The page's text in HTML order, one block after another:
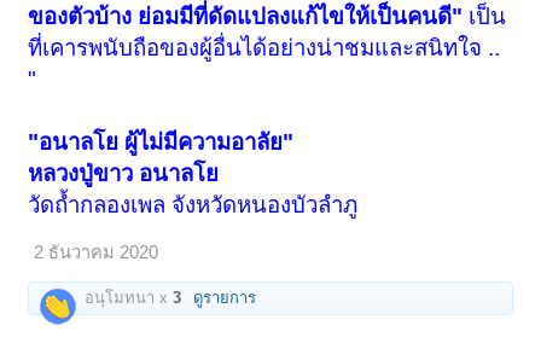
ของตัวบ้าง ย่อมมีที่ดัดแปลงแก้ไขให้เป็นคนดี" เป็น
ที่เคารพนับถือของผู้อื่นได้อย่างน่าชมและสนิทใจ ..
"
"อนาลโย ผู้ไม่มีความอาลัย"
หลวงปู่ขาว อนาลโย
วัดถํ้ากลองเพล จังหวัดหนองบัวลำภู
2 ธันวาคม 2020
อนุโมทนา x3 ดูรายการ